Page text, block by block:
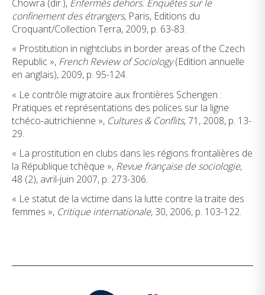
Chowra (dir.), Enfermés dehors. Enquêtes sur le
confinement des étrangers, Paris, Editions du
Croquant/Collection Terra, 2009, p. 63-83.
« Prostitution in nightclubs in border areas of the Czech
Republic », French Review of Sociology(Edition annuelle
en anglais), 2009, p. 95-124.
« Le contrôle migratoire aux frontières Schengen :
Pratiques et représentations des polices sur la ligne
tchéco-autrichienne », Cultures & Conflits, 71, 2008, p. 13-
29.
« La prostitution en clubs dans les régions frontalières de
la République tchèque », Revue française de sociologie,
48 (2), avril-juin 2007, p. 273-306.
« Le statut de la victime dans la lutte contre la traite des
femmes », Critique internationale, 30, 2006, p. 103-122.